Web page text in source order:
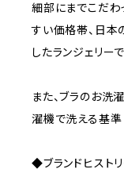
細部にまでこだわ
すい価格帯、日本
したランジェリーで
また、ブラのお洗
濯機で洗える基準
◆ブランドヒスト